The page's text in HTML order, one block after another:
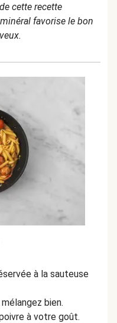
cette recette
favorise le bon
à la sauteuse
bien.
à votre goût.